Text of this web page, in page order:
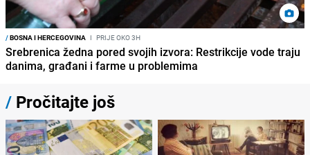
/BOSNA I HERCEGOVINA I PRIJE OKO 3H
Srebrenica žedna pored svojih izvora: Restrikcije vode traju
danima, građani i farme u problemima
/ Pročitajte još